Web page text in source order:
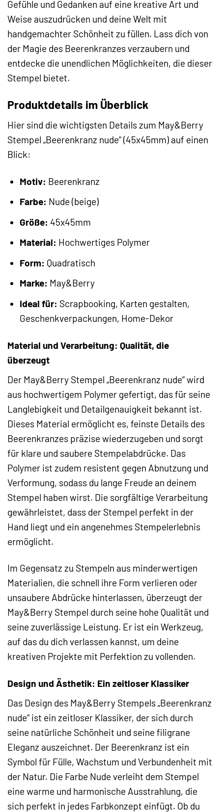
Gefühle und Gedanken auf eine kreative Art und
Weise auszudrücken und deine Welt mit
handgemachter Schönheit zu füllen. Lass dich von
der Magie des Beerenkranzes verzaubern und
entdecke die unendlichen Möglichkeiten, die dieser
Stempel bietet.
Produktdetails im Überblick
Hier sind die wichtigsten Details zum May&Berry
Stempel „Beerenkranz nude“ (45x45mm) auf einen
Blick:
Motiv: Beerenkranz
Farbe: Nude (beige)
Größe: 45x45mm
Material: Hochwertiges Polymer
Form: Quadratisch
Marke: May&Berry
Ideal für: Scrapbooking, Karten gestalten,
Geschenkverpackungen, Home-Dekor
Material und Verarbeitung: Qualität, die
überzeugt
Der May&Berry Stempel „Beerenkranz nude“ wird
aus hochwertigem Polymer gefertigt, das für seine
Langlebigkeit und Detailgenauigkeit bekannt ist.
Dieses Material ermöglicht es, feinste Details des
Beerenkranzes präzise wiederzugeben und sorgt
für klare und saubere Stempelabdrücke. Das
Polymer ist zudem resistent gegen Abnutzung und
Verformung, sodass du lange Freude an deinem
Stempel haben wirst. Die sorgfältige Verarbeitung
gewährleistet, dass der Stempel perfekt in der
Hand liegt und ein angenehmes Stempelerlebnis
ermöglicht.
Im Gegensatz zu Stempeln aus minderwertigen
Materialien, die schnell ihre Form verlieren oder
unsaubere Abdrücke hinterlassen, überzeugt der
May&Berry Stempel durch seine hohe Qualität und
seine zuverlässige Leistung. Er ist ein Werkzeug,
auf das du dich verlassen kannst, um deine
kreativen Projekte mit Perfektion zu vollenden.
Design und Ästhetik: Ein zeitloser Klassiker
Das Design des May&Berry Stempels „Beerenkranz
nude“ ist ein zeitloser Klassiker, der sich durch
seine natürliche Schönheit und seine filigrane
Eleganz auszeichnet. Der Beerenkranz ist ein
Symbol für Fülle, Wachstum und Verbundenheit mit
der Natur. Die Farbe Nude verleiht dem Stempel
eine warme und harmonische Ausstrahlung, die
sich perfekt in jedes Farbkonzept einfügt. Ob du